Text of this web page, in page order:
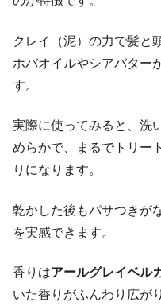
クレイ（泥）の力で髪と
ホバオイルやシアバター
す。
実際に使ってみると、洗
めらかで、まるでトリー
りになります。
乾かした後もパサつきが
を実感できます。
香りはアールグレイベル
いた香りがふんわり広が